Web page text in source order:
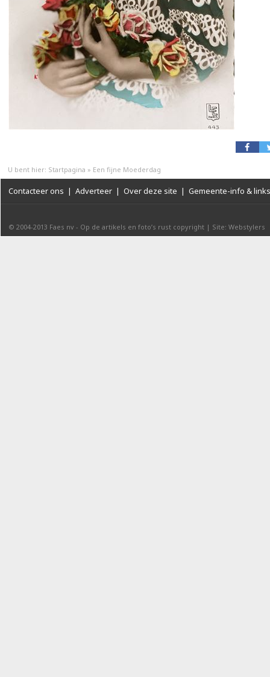
U bent hier: Startpagina » Een fijne Moederdag
Contacteer ons | Adverteer | Over deze site | Gemeente-info & links
© 2004-2013 Faes nv - Op de artikels en foto’s rust copyright | Site: Webstylers